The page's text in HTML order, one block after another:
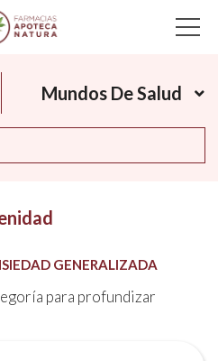
Mundos De Salud
GENERALIZADA
para profundizar